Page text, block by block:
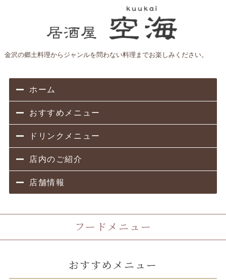
金沢の郷土料理からジャンルを問わない料理までお楽しみください。
ホーム
おすすめメニュー
ドリンクメニュー
店内のご紹介
店舗情報
フードメニュー
おすすめメニュー